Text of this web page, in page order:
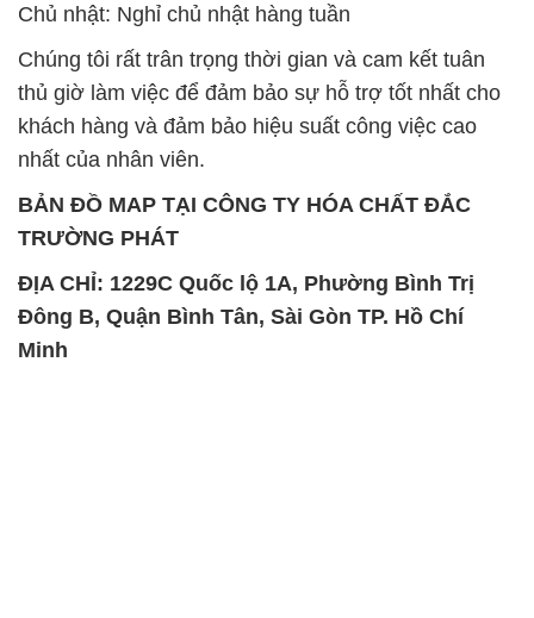
Chủ nhật: Nghỉ chủ nhật hàng tuần
Chúng tôi rất trân trọng thời gian và cam kết tuân
thủ giờ làm việc để đảm bảo sự hỗ trợ tốt nhất cho
khách hàng và đảm bảo hiệu suất công việc cao
nhất của nhân viên.
BẢN ĐỒ MAP TẠI CÔNG TY HÓA CHẤT ĐẮC
TRƯỜNG PHÁT
ĐỊA CHỈ: 1229C Quốc lộ 1A, Phường Bình Trị
Đông B, Quận Bình Tân, Sài Gòn TP. Hồ Chí
Minh